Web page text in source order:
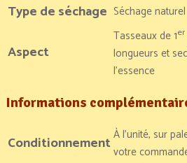
Type de séchage Séchage naturel
Aspect
Tasseaux de 1er
longueurs et
l’essence
Informations
ConditionnementÀ l’unité, sur
votre